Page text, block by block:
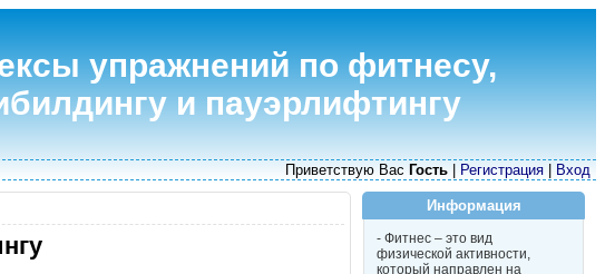
упражнений по фитнесу,
и пауэрлифтингу
Приветствую Вас Гость Регистрация Вход
Информация
- Фитнес – это вид
физической активности,
который направлен на